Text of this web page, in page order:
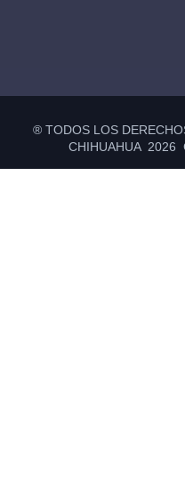
® TODOS LOS
CHIHUAHUA 2026